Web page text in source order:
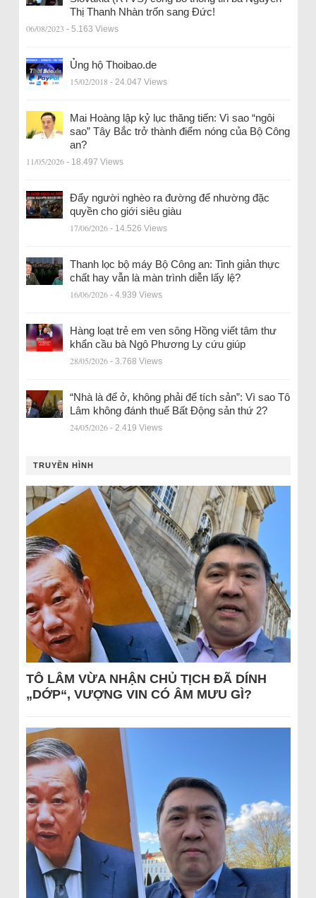
Thị Thanh Nhàn trốn sang Đức!
06/08/2023 - 5.163 Views
Ủng hộ Thoibao.de
15/02/2018 - 24.047 Views
Mai Hoàng lập kỷ lục thăng tiến: Vì sao “ngôi
sao” Tây Bắc trở thành điểm nóng của Bộ Công
an?
11/05/2026 - 18.497 Views
Đẩy người nghèo ra đường để nhường đặc
quyền cho giới siêu giàu
17/06/2026 - 14.526 Views
Thanh lọc bộ máy Bộ Công an: Tinh giản thực
chất hay vẫn là màn trình diễn lấy lệ?
16/06/2026 - 4.939 Views
Hàng loạt trẻ em ven sông Hồng viết tâm thư
khẩn cầu bà Ngô Phương Ly cứu giúp
28/05/2026 - 3.768 Views
“Nhà là để ở, không phải để tích sản”: Vì sao Tô
Lâm không đánh thuế Bất Động sản thứ 2?
24/05/2026 - 2.419 Views
TRUYỀN HÌNH
TÔ LÂM VỪA NHẬN CHỦ TỊCH ĐÃ DÍNH
„DỚP“, VƯỢNG VIN CÓ ÂM MƯU GÌ?